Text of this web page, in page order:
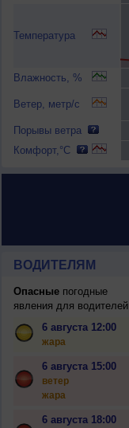
Температура
Влажность, %
Ветер, метр/с
Порывы ветра
Комфорт,°C
ВОДИТЕЛЯМ
Опасныепогодные
явления для водителей
6 августа 12:00
жара
6 августа 15:00
ветер
жара
6 августа 18:00